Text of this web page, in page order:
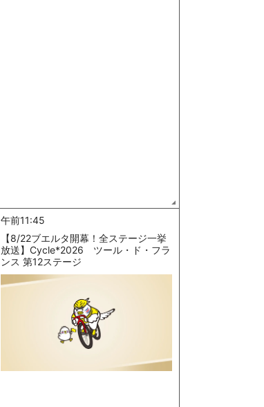
午前11:45
【8/22ブエルタ開幕！全ステージ一挙
放送】Cycle*2026 ツール・ド・フラ
ンス 第12ステージ